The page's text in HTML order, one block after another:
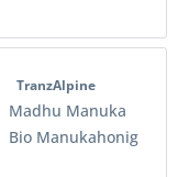
TranzAlpine
Madhu Manuka
Bio Manukahonig